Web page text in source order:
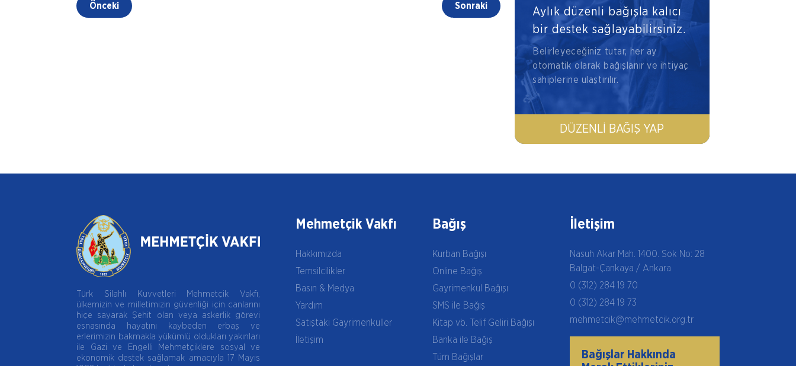
Önceki Sonraki
Aylık düzenli bağışla kalıcı
bir destek sağlayabilirsiniz.
Belirleyeceğiniz tutar, her ay
otomatik olarak bağışlanır ve ihtiyaç
sahiplerine ulaştırılır.
DÜZENLI BAĞIŞ YAP
Türk Silahlı Kuvvetleri Mehmetçik Vakfı,
ülkemizin ve milletimizin güvenliği için canlarını
hiçe sayarak Şehit olan veya askerlik görevi
esnasında hayatını kaybeden erbaş ve
erlerimizin bakmakla yükümlü oldukları yakınları
ile Gazi ve Engelli Mehmetçiklere sosyal ve
ekonomik destek sağlamak amacıyla 17 Mayıs
Mehmetçik Vakfı
Hakkımızda
Temsilcilikler
Basın & Medya
Yardım
Satıştaki Gayrimenkuller
İletişim
Bağış
Kurban Bağışı
Online Bağış
Gayrimenkul Bağışı
SMS ile Bağış
Kitap vb. Telif Geliri Bağışı
Banka ile Bağış
Tüm Bağışlar
İletişim
Nasuh Akar Mah. 1400. Sok No: 28
Balgat-Çankaya / Ankara
0 (312) 284 19 70
0 (312) 284 19 73
mehmetcik@mehmetcik.org.tr
Bağışlar Hakkında